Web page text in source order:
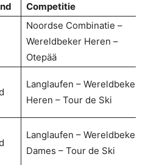
Competitie
Noordse Combinatie –
Wereldbeker Heren –
Otepää
Langlaufen – Wereldbeker
Heren – Tour de Ski
Langlaufen – Wereldbeker
Dames – Tour de Ski